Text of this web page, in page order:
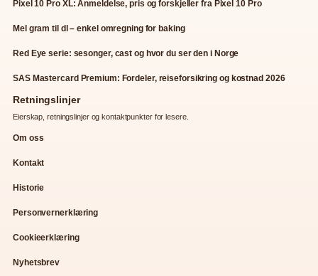
Pixel 10 Pro XL: Anmeldelse, pris og forskjeller fra Pixel 10 Pro
Mel gram til dl – enkel omregning for baking
Red Eye serie: sesonger, cast og hvor du ser den i Norge
SAS Mastercard Premium: Fordeler, reiseforsikring og kostnad 2026
Retningslinjer
Eierskap, retningslinjer og kontaktpunkter for lesere.
Om oss
Kontakt
Historie
Personvernerklæring
Cookieerklæring
Nyhetsbrev